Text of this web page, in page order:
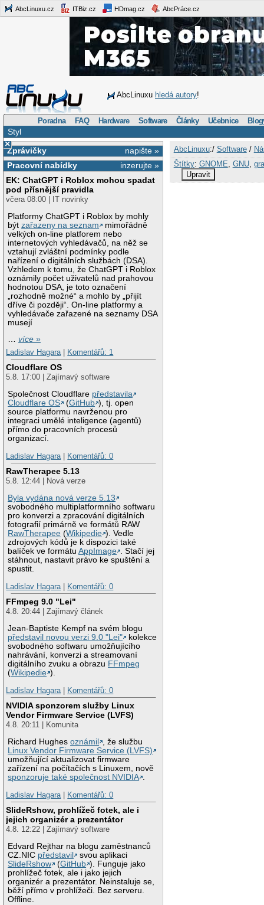
AbcLinuxu.cz ITBiz.cz HDmag.cz AbcPráce.cz
AbcLinuxu hledá autory!
Poradna FAQ Hardware Software Články Učebnice
Styl
×
napište »
Zprávičky
inzerujte »
Pracovní nabídky
EK: ChatGPT i Roblox mohou spadat
pod přísnější pravidla
včera 08:00 | IT novinky
Platformy ChatGPT i Roblox by mohly
býtzařazeny na seznam
mimořádně
velkých on-line platforem nebo
internetových vyhledávačů, na něž se
vztahují zvláštní podmínky podle
nařízení o digitálních službách (DSA).
Vzhledem k tomu, že ChatGPT i Roblox
oznámily počet uživatelů nad prahovou
hodnotou DSA, je toto označení
„rozhodně možné“ a mohlo by „přijít
dříve či později“. On-line platformy a
vyhledávače zařazené na seznamy DSA
musejí
…více »
Ladislav Hagara
Komentářů: 1
Cloudflare OS
5.8. 17:00 | Zajímavý software
Společnost Cloudflare představila
Cloudflare OS
(GitHub ), tj. open
source platformu navrženou pro
integraci umělé inteligence (agentů)
přímo do pracovních procesů
organizací.
Ladislav Hagara
Komentářů: 0
RawTherapee 5.13
5.8. 12:44 | Nová verze
Byla vydána nová verze 5.13
svobodného multiplatformního softwaru
pro konverzi a zpracování digitálních
fotografií primárně ve formátů RAW
RawTherapee (Wikipedie ). Vedle
zdrojových kódů je k dispozici také
balíček ve formátuAppImage . Stačí jej
stáhnout, nastavit právo ke spuštění a
spustit.
Ladislav Hagara
Komentářů: 0
FFmpeg 9.0 "Lei"
4.8. 20:44 | Zajímavý článek
Jean-Baptiste Kempf na svém blogu
představil novou verzi 9.0 "Lei"
kolekce
svobodného softwaru umožňujícího
nahrávání, konverzi a streamovaní
digitálního zvuku a obrazu FFmpeg
(Wikipedie ).
Ladislav Hagara
Komentářů: 0
NVIDIA sponzorem služby Linux
Vendor Firmware Service (LVFS)
4.8. 20:11 | Komunita
Richard Hughesoznámil
, že službu
Linux Vendor Firmware Service (LVFS)
umožňující aktualizovat firmware
zařízení na počítačích s Linuxem, nově
sponzoruje také společnost NVIDIA .
Ladislav Hagara | Komentářů: 0
SlideRshow, prohlížeč fotek, ale i
jejich organizér a prezentátor
4.8. 12:22 | Zajímavý software
Edvard Rejthar na blogu zaměstnanců
CZ.NIC představil
svou aplikaci
SlideRshow
(GitHub ). Funguje jako
prohlížeč fotek, ale i jako jejich
organizér a prezentátor. Neinstaluje se,
běží přímo v prohlížeči. Bez serveru.
Offline.
AbcLinuxu:/ Software/
Štítky: GNOME GNU,
Upravit